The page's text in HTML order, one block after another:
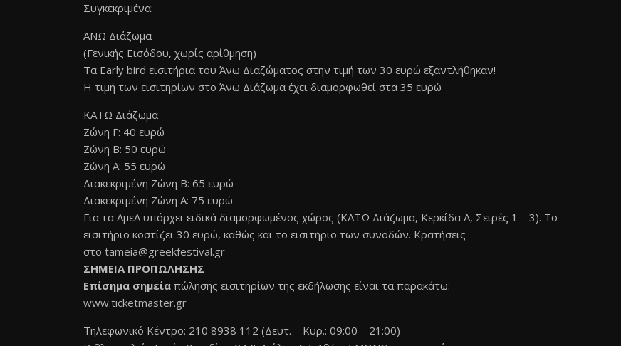
Συγκεκριμένα:
ΑΝΩ Διάζωμα
(Γενικής Εισόδου, χωρίς αρίθμηση)
Τα Early bird εισιτήρια του Άνω Διαζώματος στην τιμή των 30 ευρώ εξαντλήθηκαν!
Η τιμή των εισιτηρίων στο Άνω Διάζωμα έχει διαμορφωθεί στα 35 ευρώ
ΚΑΤΩ Διάζωμα
Ζώνη Γ: 40 ευρώ
Ζώνη B: 50 ευρώ
Ζώνη A: 55 ευρώ
Διακεκριμένη Ζώνη Β: 65 ευρώ
Διακεκριμένη Ζώνη A: 75 ευρώ
Για τα ΑμεΑ υπάρχει ειδικά διαμορφωμένος χώρος (ΚΑΤΩ Διάζωμα, Κερκίδα Α, Σειρές 1 – 3). Το
εισιτήριο κοστίζει 30 ευρώ, καθώς και το εισιτήριο των συνοδών. Κρατήσεις
στο tameia@greekfestival.gr
ΣΗΜΕΙΑ ΠΡΟΠΩΛΗΣΗΣ
Επίσημα σημεία πώλησης εισιτηρίων της εκδήλωσης είναι τα παρακάτω:
www.ticketmaster.gr
Τηλεφωνικό Κέντρο: 210 8938 112 (Δευτ. – Κυρ.: 09:00 – 21:00)